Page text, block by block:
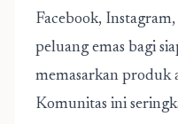
Facebook,
peluang emas bagi
memasarkan produk
Komunitas ini